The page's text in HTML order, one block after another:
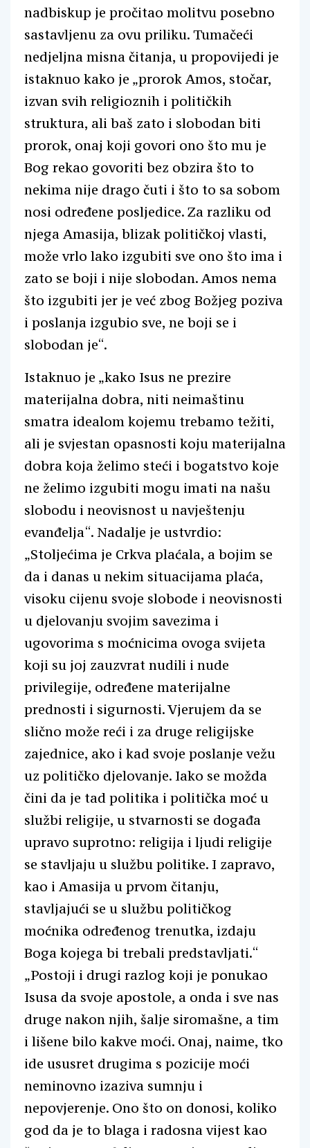
nadbiskup je pročitao molitvu posebno
sastavljenu za ovu priliku. Tumačeći
nedjeljna misna čitanja, u propovijedi je
istaknuo kako je „prorok Amos, stočar,
izvan svih religioznih i političkih
struktura, ali baš zato i slobodan biti
prorok, onaj koji govori ono što mu je
Bog rekao govoriti bez obzira što to
nekima nije drago čuti i što to sa sobom
nosi određene posljedice. Za razliku od
njega Amasija, blizak političkoj vlasti,
može vrlo lako izgubiti sve ono što ima i
zato se boji i nije slobodan. Amos nema
što izgubiti jer je već zbog Božjeg poziva
i poslanja izgubio sve, ne boji se i
slobodan je“.
Istaknuo je „kako Isus ne prezire
materijalna dobra, niti neimaštinu
smatra idealom kojemu trebamo težiti,
ali je svjestan opasnosti koju materijalna
dobra koja želimo steći i bogatstvo koje
ne želimo izgubiti mogu imati na našu
slobodu i neovisnost u navještenju
evanđelja“. Nadalje je ustvrdio:
„Stoljećima je Crkva plaćala, a bojim se
da i danas u nekim situacijama plaća,
visoku cijenu svoje slobode i neovisnosti
u djelovanju svojim savezima i
ugovorima s moćnicima ovoga svijeta
koji su joj zauzvrat nudili i nude
privilegije, određene materijalne
prednosti i sigurnosti. Vjerujem da se
slično može reći i za druge religijske
zajednice, ako i kad svoje poslanje vežu
uz političko djelovanje. Iako se možda
čini da je tad politika i politička moć u
službi religije, u stvarnosti se događa
upravo suprotno: religija i ljudi religije
se stavljaju u službu politike. I zapravo,
kao i Amasija u prvom čitanju,
stavljajući se u službu političkog
moćnika određenog trenutka, izdaju
Boga kojega bi trebali predstavljati.“
„Postoji i drugi razlog koji je ponukao
Isusa da svoje apostole, a onda i sve nas
druge nakon njih, šalje siromašne, a tim
i lišene bilo kakve moći. Onaj, naime, tko
ide ususret drugima s pozicije moći
neminovno izaziva sumnju i
nepovjerenje. Ono što on donosi, koliko
god da je to blaga i radosna vijest kao